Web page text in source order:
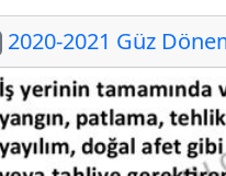
2020-2021 Güz